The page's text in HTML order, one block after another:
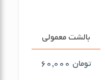
بالشت معمولی
تومان